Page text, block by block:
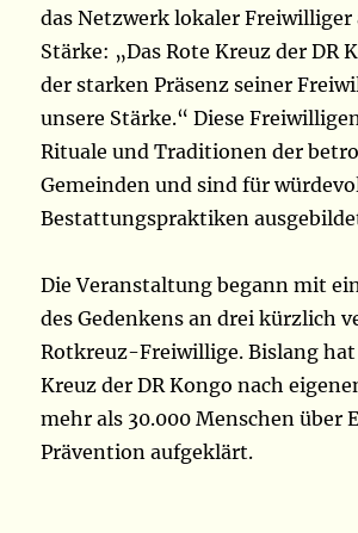
das Netzwerk lokaler Freiwilliger
Stärke: „Das Rote Kreuz der DR
der starken Präsenz seiner
unsere Stärke.“ Diese
Rituale und Traditionen der
Gemeinden und sind für
Bestattungspraktiken
Die Veranstaltung begann mit
des Gedenkens an drei kürzlich
Rotkreuz-Freiwillige. Bislang hat
Kreuz der DR Kongo nach
mehr als 30.000 Menschen über
Prävention aufgeklärt.